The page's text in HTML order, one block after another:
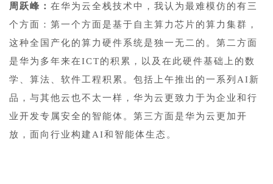
周跃峰： 在华为云全栈技术中，我认为最难模仿的有三
个方面：第一个方面是基于自主算力芯片的算力集群，
这种全国产化的算力硬件系统是独一无二的。第二方面
是华为多年来在ICT的积累，以及在此硬件基础上的数
学、算法、软件工程积累。包括上午推出的一系列AI新
品，与其他云也不太一样，华为云更致力于为企业和行
业开发专属安全的智能体。第三方面是华为云更加开
放，面向行业构建AI和智能体生态。